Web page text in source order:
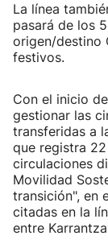
La línea
pasará de los
origen/destino
festivos.
Con el inicio
gestionar las
transferidas a
que registra
circulaciones
Movilidad
transición", en
citadas en la
entre